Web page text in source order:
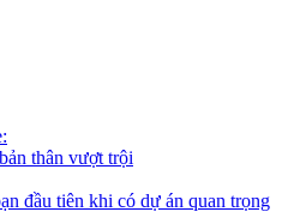
thân vượt trội
đầu tiên khi có dự án quan trọng